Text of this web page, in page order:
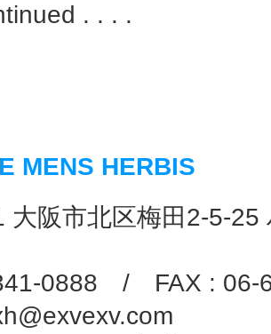
. . . .
MENS HERBIS
大阪市北区梅田2-5-25
0888 / FAX : 06-